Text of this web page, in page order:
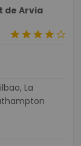
de Arvia
starstarstarstarstar_border